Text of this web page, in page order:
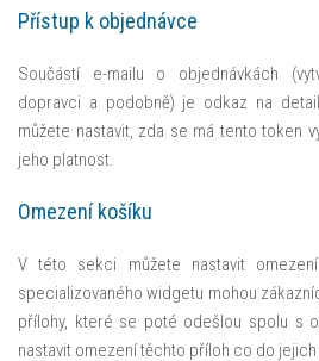
Přístup k objednávce
Součástí e-mailu o objednávkách
dopravci a podobně) je odkaz na
můžete nastavit, zda se má tento token
jeho platnost.
Omezení košíku
V této sekci můžete nastavit
specializovaného widgetu mohou
přílohy, které se poté odešlou spolu s
nastavit omezení těchto příloh co do